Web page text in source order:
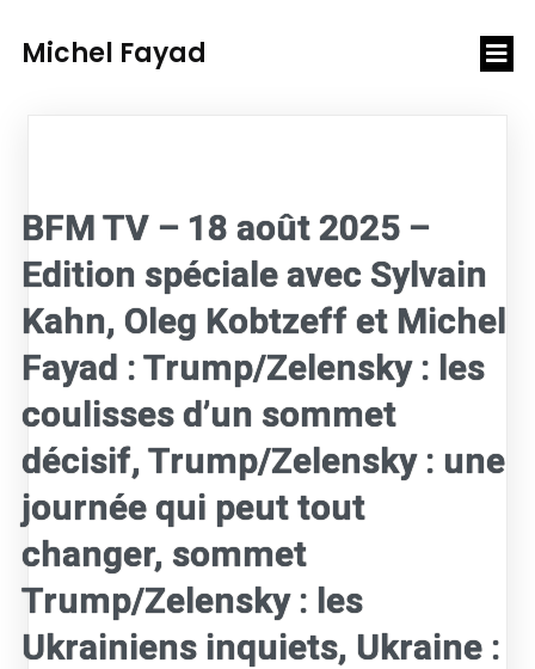
Michel Fayad
BFM TV – 18 août 2025 –
Edition spéciale avec Sylvain
Kahn, Oleg Kobtzeff et Michel
Fayad : Trump/Zelensky : les
coulisses d’un sommet
décisif, Trump/Zelensky : une
journée qui peut tout
changer, sommet
Trump/Zelensky : les
Ukrainiens inquiets, Ukraine :